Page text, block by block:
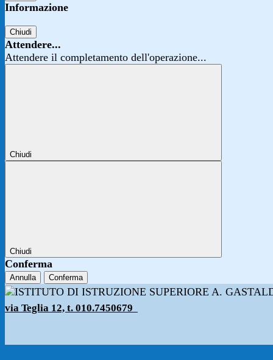
Informazione
Chiudi
Attendere...
Attendere il completamento dell'operazione...
Chiudi
Chiudi
Conferma
Annulla Conferma
via Teglia 12, t. 010.7450679